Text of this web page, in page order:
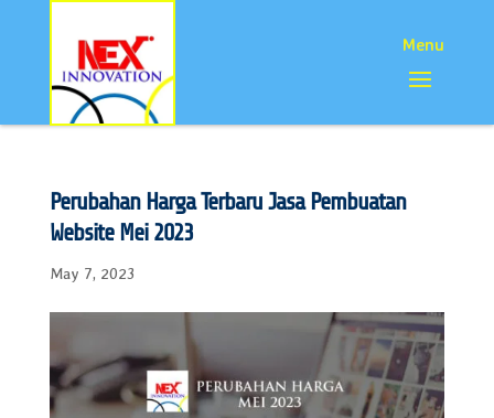
Perubahan Harga Terbaru Jasa Pembuatan
Website Mei 2023
May 7, 2023